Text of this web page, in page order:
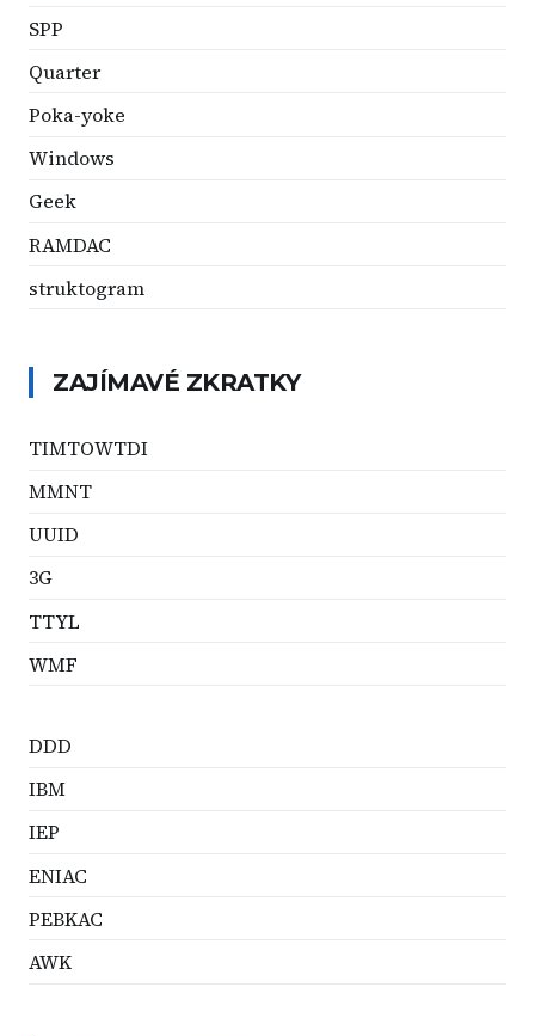
SPP
Quarter
Poka-yoke
Windows
Geek
RAMDAC
struktogram
ZAJÍMAVÉ ZKRATKY
TIMTOWTDI
MMNT
UUID
3G
TTYL
WMF
DDD
IBM
IEP
ENIAC
PEBKAC
AWK